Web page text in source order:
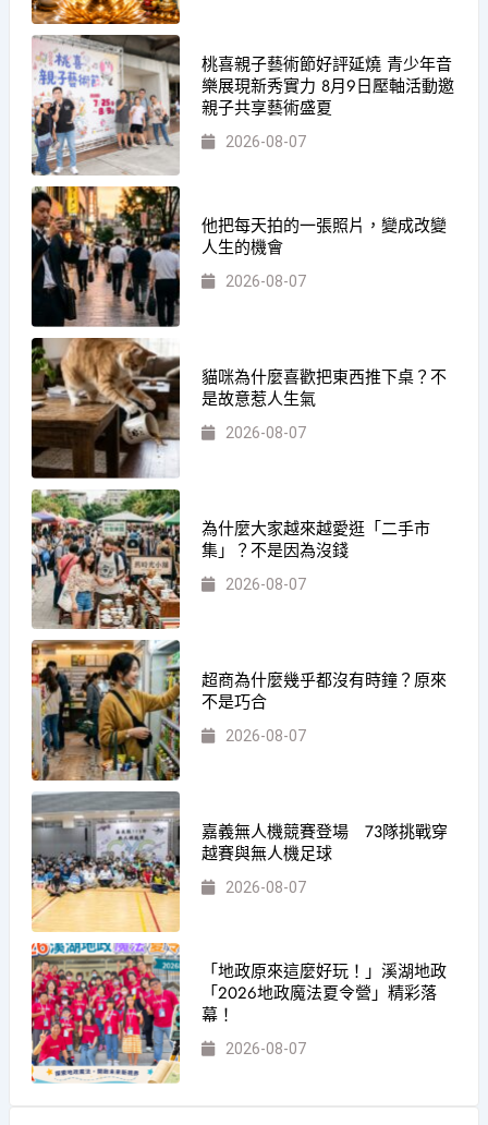
桃喜親子藝術節好評延燒 青少年音
樂展現新秀實力 8月9日壓軸活動邀
親子共享藝術盛夏
2026-08-07
他把每天拍的一張照片，變成改變
人生的機會
2026-08-07
貓咪為什麼喜歡把東西推下桌？不
是故意惹人生氣
2026-08-07
為什麼大家越來越愛逛「二手市
集」？不是因為沒錢
2026-08-07
超商為什麼幾乎都沒有時鐘？原來
不是巧合
2026-08-07
嘉義無人機競賽登場 73隊挑戰穿
越賽與無人機足球
2026-08-07
「地政原來這麼好玩！」溪湖地政
「2026地政魔法夏令營」精彩落
幕！
2026-08-07